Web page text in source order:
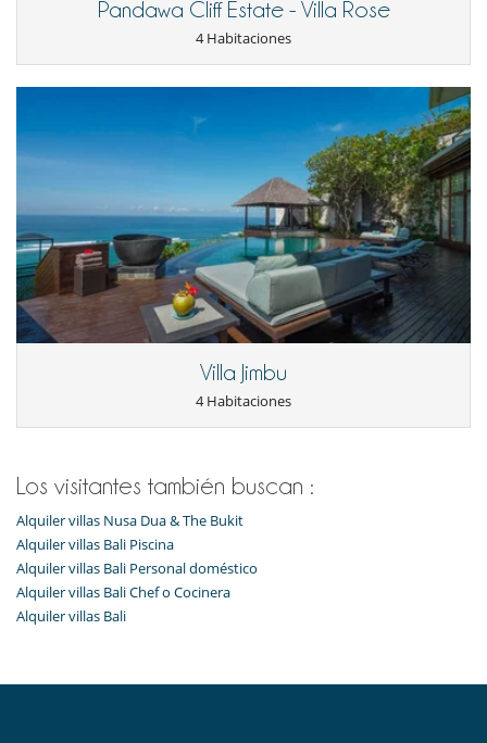
Pandawa Cliff Estate - Villa Rose
4 Habitaciones
Villa Jimbu
4 Habitaciones
Los visitantes también buscan :
Alquiler villas Nusa Dua & The Bukit
Alquiler villas Bali Piscina
Alquiler villas Bali Personal doméstico
Alquiler villas Bali Chef o Cocinera
Alquiler villas Bali